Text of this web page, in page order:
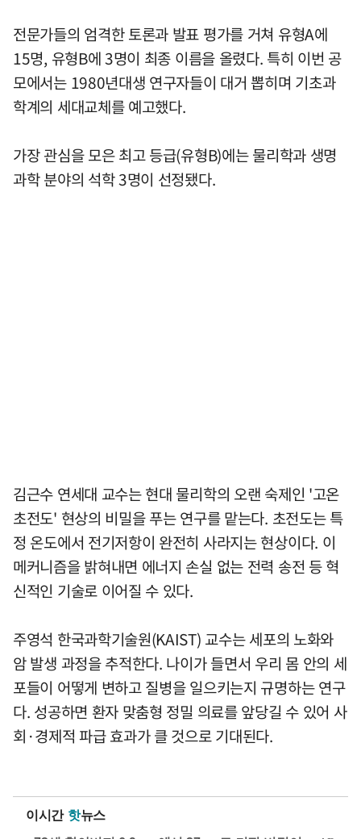
전문가들의 엄격한 토론과 발표 평가를 거쳐 유형A에
15명, 유형B에 3명이 최종 이름을 올렸다. 특히 이번 공
모에서는 1980년대생 연구자들이 대거 뽑히며 기초과
학계의 세대교체를 예고했다.
가장 관심을 모은 최고 등급(유형B)에는 물리학과 생명
과학 분야의 석학 3명이 선정됐다.
김근수 연세대 교수는 현대 물리학의 오랜 숙제인 '고온
초전도' 현상의 비밀을 푸는 연구를 맡는다. 초전도는 특
정 온도에서 전기저항이 완전히 사라지는 현상이다. 이
메커니즘을 밝혀내면 에너지 손실 없는 전력 송전 등 혁
신적인 기술로 이어질 수 있다.
주영석 한국과학기술원(KAIST) 교수는 세포의 노화와
암 발생 과정을 추적한다. 나이가 들면서 우리 몸 안의 세
포들이 어떻게 변하고 질병을 일으키는지 규명하는 연구
다. 성공하면 환자 맞춤형 정밀 의료를 앞당길 수 있어 사
회·경제적 파급 효과가 클 것으로 기대된다.
이시간 핫뉴스